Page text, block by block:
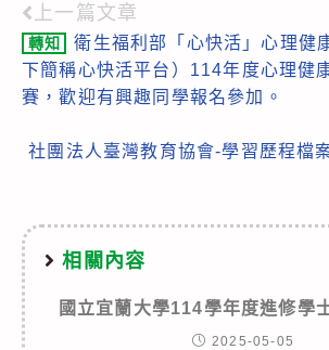
Read
more
articles
上一篇文章
轉知
衛生福利部「心快活」心理健
下簡稱心快活平台）114年度心理健
賽，歡迎有興趣同學報名參加。
社團法人臺灣教育協會-學習歷程檔
相關內容
國立宜蘭大學114學年度進修學
2025-05-05